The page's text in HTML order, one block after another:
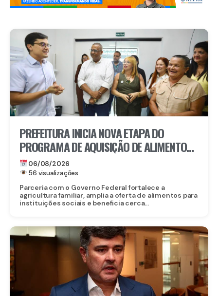
PREFEITURA INICIA NOVA ETAPA DO
PROGRAMA DE AQUISIÇÃO DE ALIMENTOS E
ANUNCIA CRIAÇÃO DO PAA RECIFE
06/08/2026
56 visualizações
Parceria com o Governo Federal fortalece a
agricultura familiar, amplia a oferta de alimentos para
instituições sociais e beneficia cerca...